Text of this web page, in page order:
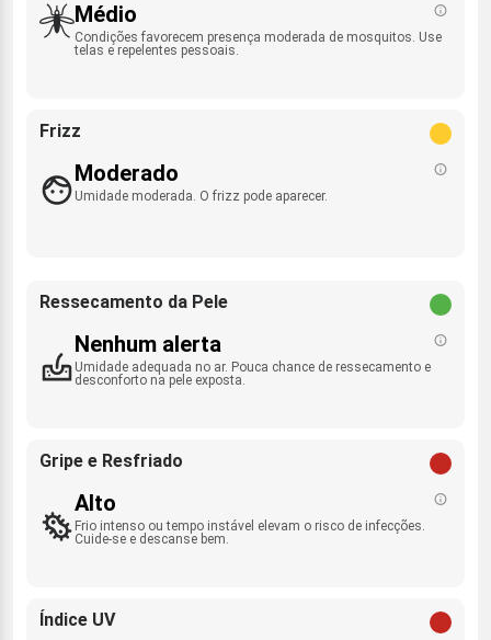
Médio
Condições favorecem presença moderada de mosquitos. Use
telas e repelentes pessoais.
Frizz
Moderado
Umidade moderada. O frizz pode aparecer.
Ressecamento da Pele
Nenhum alerta
Umidade adequada no ar. Pouca chance de ressecamento e
desconforto na pele exposta.
Gripe e Resfriado
Alto
Frio intenso ou tempo instável elevam o risco de infecções.
Cuide-se e descanse bem.
Índice UV